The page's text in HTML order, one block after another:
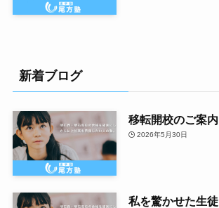
新着ブログ
移転開校のご案内
2026年5月30日
私を驚かせた生徒